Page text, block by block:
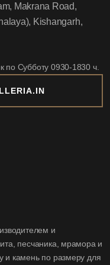
и
песчаника, мрамора и
и камень по размеру для
Makrana Road,
Kishangarh,
по Субботу 0930-1830 ч.